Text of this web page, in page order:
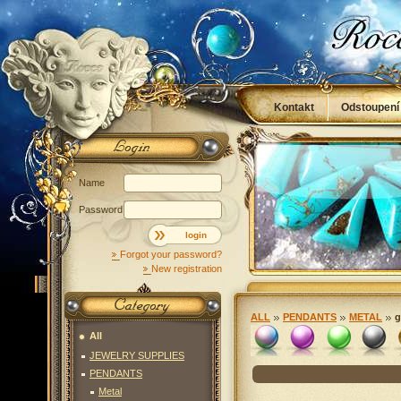
ALL PENDANTS METAL
Unselectedfialová(1)zelená(3)černá(2)
All
JEWELRY SUPPLIES
PENDANTS
Metal
Kontakt
Obchodní podmínky
Name
Password
login
Forgot your password?
New registration